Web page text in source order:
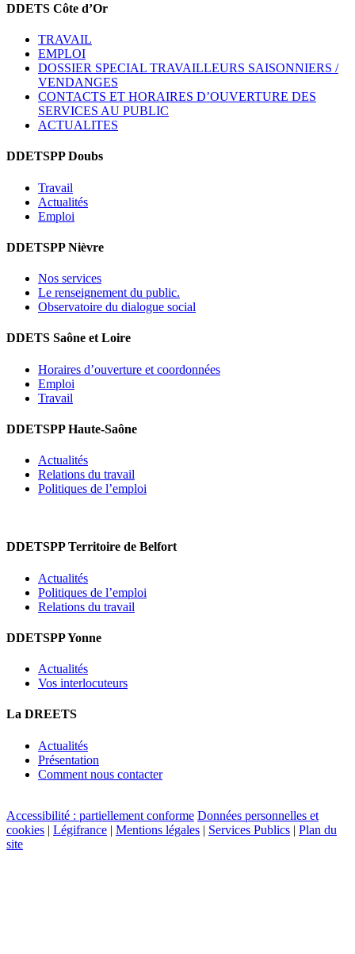
DDETS Côte d’Or
TRAVAIL
EMPLOI
DOSSIER SPECIAL TRAVAILLEURS SAISONNIERS /
VENDANGES
CONTACTS ET HORAIRES D’OUVERTURE DES
SERVICES AU PUBLIC
ACTUALITES
DDETSPP Doubs
Travail
Actualités
Emploi
DDETSPP Nièvre
Nos services
Le renseignement du public.
Observatoire du dialogue social
DDETS Saône et Loire
Horaires d’ouverture et coordonnées
Emploi
Travail
DDETSPP Haute-Saône
Actualités
Relations du travail
Politiques de l’emploi
DDETSPP Territoire de Belfort
Actualités
Politiques de l’emploi
Relations du travail
DDETSPP Yonne
Actualités
Vos interlocuteurs
La DREETS
Actualités
Présentation
Comment nous contacter
Accessibilité : partiellement conforme Données personnelles et
cookies | Légifrance | Mentions légales | Services Publics | Plan du
site